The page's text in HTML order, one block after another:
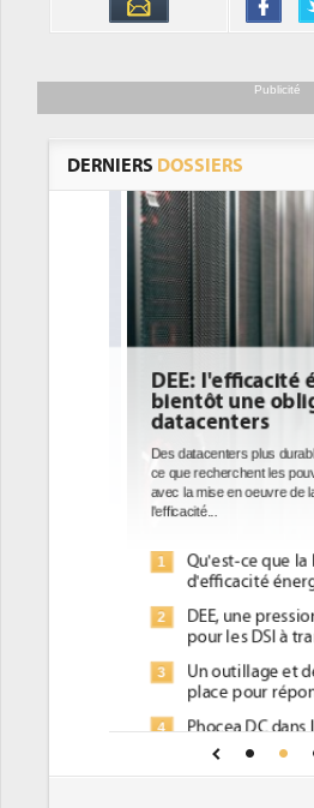
Publicité
DERNIERS DOSSIERS
DEE: l'efficacité
bientôt une
datacenters
Des datacenters plus
ce que recherchent les
avec la mise en oeuvre de la
l'efficacité...
Qu'est-ce que la
d'efficacité
DEE, une
pour les DSI à
Un outillage et
place pour
Phocea DC dans
Interview de
président de